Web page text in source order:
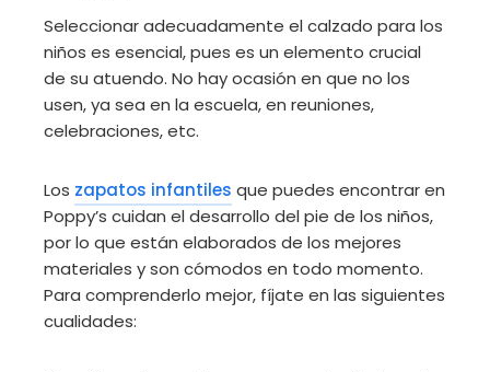
Seleccionar adecuadamente el calzado para los
niños es esencial, pues es un elemento crucial
de su atuendo. No hay ocasión en que no los
usen, ya sea en la escuela, en reuniones,
celebraciones, etc.
Los zapatos infantiles que puedes encontrar en
Poppy’s cuidan el desarrollo del pie de los niños,
por lo que están elaborados de los mejores
materiales y son cómodos en todo momento.
Para comprenderlo mejor, fíjate en las siguientes
cualidades: